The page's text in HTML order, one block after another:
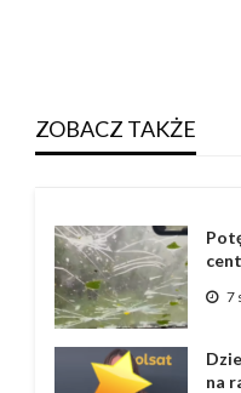
ZOBACZ TAKŻE
7
na